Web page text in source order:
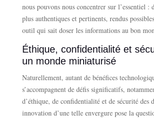
nous pouvons nous concentrer sur l’essentiel :
plus authentiques et pertinents, rendus
outil qui sait doser les informations au bon
Éthique, confidentialité et
un monde miniaturisé
Naturellement, autant de bénéfices
s’accompagnent de défis significatifs,
d’éthique, de confidentialité et de sécurité des
innovation d’une telle envergure pose la